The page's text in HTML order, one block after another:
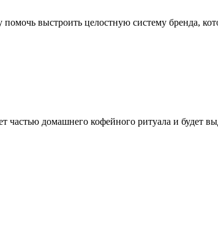
выстроить целостную систему бренда,
частью домашнего кофейного ритуала и будет